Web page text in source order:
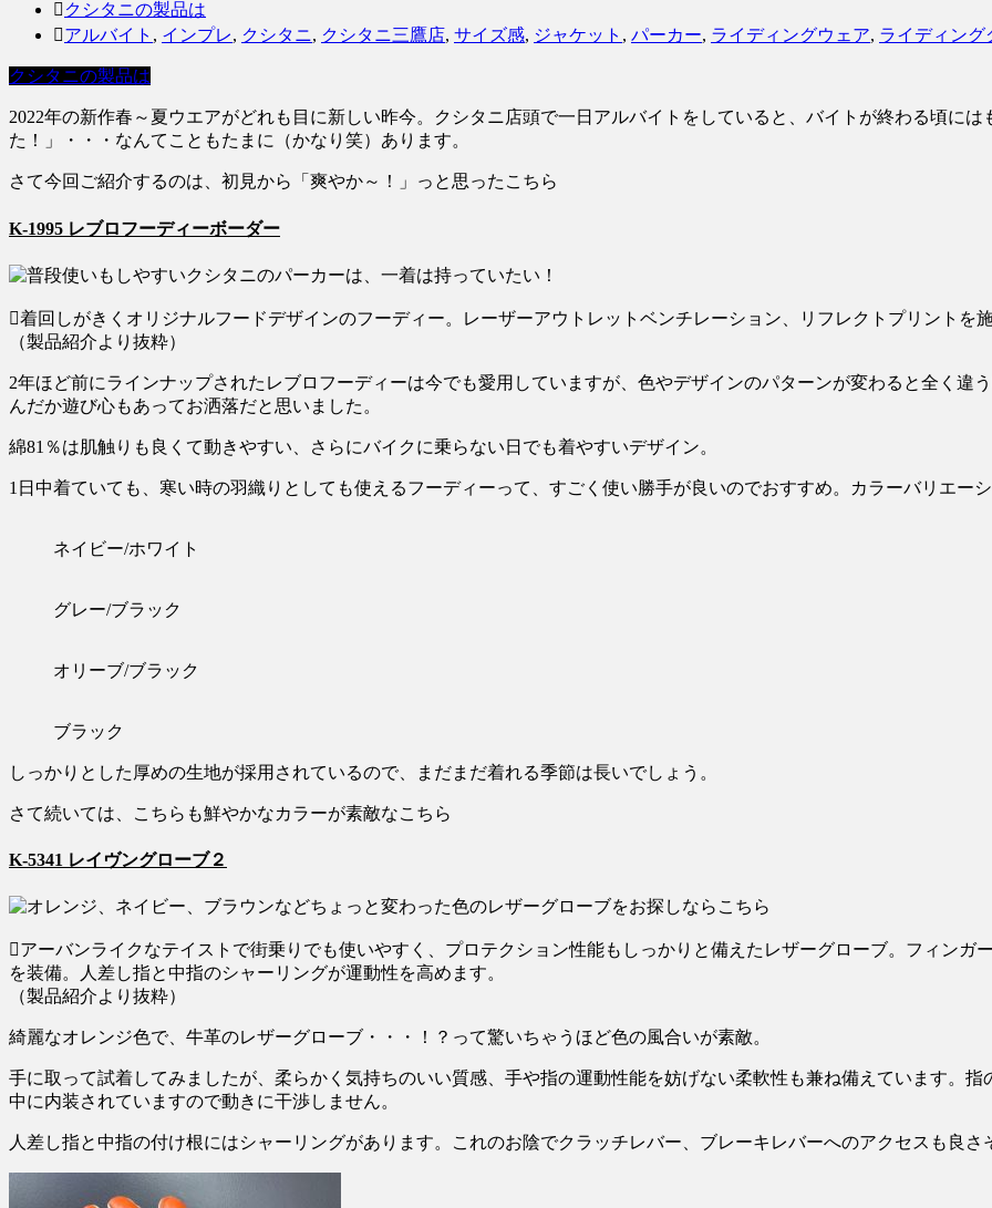
クシタニの製品は
アルバイト , インプレ, クシタニ, クシタニ三鷹店, サイズ感, ジャケット , パーカー, ライディングウェア, ライディング
クシタニの製品は
2022年の新作春～夏ウエアがどれも目に新しい昨今。クシタニ店頭で一日アルバイトをしていると、バイトが終わる頃に
た！」・・・なんてこともたまに（かなり笑）あります。
さて今回ご紹介するのは、初見から「爽やか～！」っと思ったこちら
K-1995 レブロフーディーボーダー
着回しがきくオリジナルフードデザインのフーディー。レーザーアウトレットベンチレーション、リフレクトプリントを施
（製品紹介より抜粋）
2年ほど前にラインナップされたレブロフーディーは今でも愛用していますが、色やデザインのパターンが変わると全く違
んだか遊び心もあってお洒落だと思いました。
綿81％は肌触りも良くて動きやすい、さらにバイクに乗らない日でも着やすいデザイン。
1日中着ていても、寒い時の羽織りとしても使えるフーディーって、すごく使い勝手が良いのでおすすめ。カラーバリエー
ネイビー/ホワイト
グレー/ブラック
オリーブ/ブラック
ブラック
しっかりとした厚めの生地が採用されているので、まだまだ着れる季節は長いでしょう。
さて続いては、こちらも鮮やかなカラーが素敵なこちら
K-5341 レイヴングローブ２
アーバンライクなテイストで街乗りでも使いやすく、プロテクション性能もしっかりと備えたレザーグローブ。フィンガ
を装備。人差し指と中指のシャーリングが運動性を高めます。
（製品紹介より抜粋）
綺麗なオレンジ色で、牛革のレザーグローブ・・・！？って驚いちゃうほど色の風合いが素敵。
手に取って試着してみましたが、柔らかく気持ちのいい質感、手や指の運動性能を妨げない柔軟性も兼ね備えています。
中に内装されていますので動きに干渉しません。
人差し指と中指の付け根にはシャーリングがあります。これのお陰でクラッチレバー、ブレーキレバーへのアクセスも良さ